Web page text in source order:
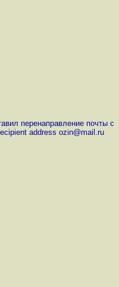
перенаправление почты с
address ozin@mail.ru